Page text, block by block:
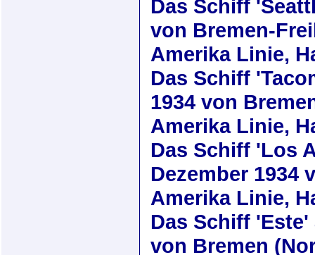
Das Schiff
von Bremen-
Amerika Linie,
Das Schiff
1934 von
Amerika Linie,
Das Schiff 'Los
Dezember 1934
Amerika Linie,
Das Schiff 'Este'
von Bremen